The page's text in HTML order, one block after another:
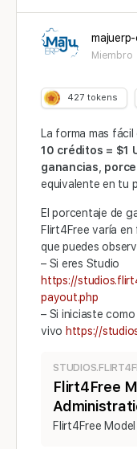
Miembro
427 tokens
La forma mas
10 créditos = $1
ganancias
equivalente en tu
El porcentaje de
Flirt4Free varía
que puedes
– Si eres Studio
https://
payout.php
– Si iniciaste
vivo https://
Flirt4Free
Flirt4Free